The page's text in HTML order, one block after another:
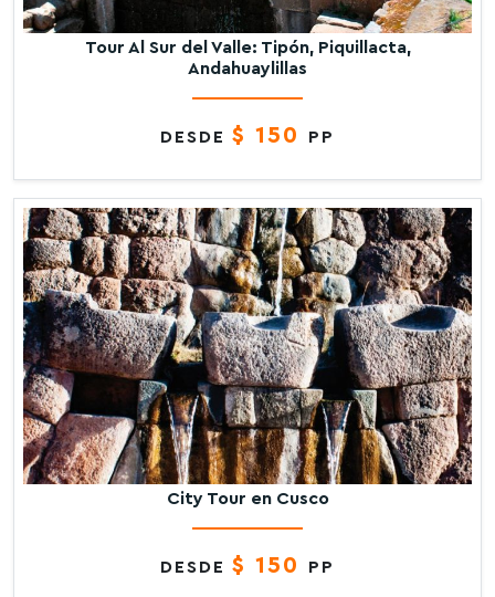
Tour Al Sur del Valle: Tipón, Piquillacta,
Andahuaylillas
DESDE $ 150 PP
City Tour en Cusco
DESDE $ 150 PP